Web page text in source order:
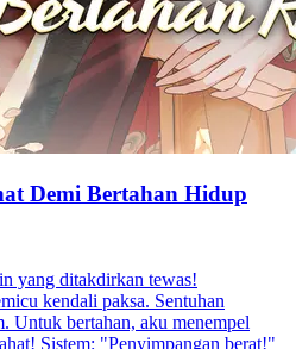
Demi Bertahan Hidup
yang ditakdirkan tewas!
kendali paksa. Sentuhan
Untuk bertahan, aku menempel
Sistem: "Penyimpangan berat!"